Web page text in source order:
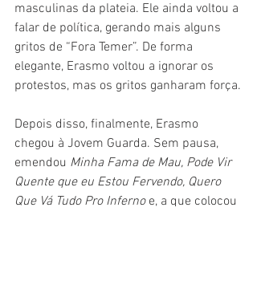
masculinas da plateia. Ele ainda voltou a
falar de política, gerando mais alguns
gritos de “Fora Temer”. De forma
elegante, Erasmo voltou a ignorar os
protestos, mas os gritos ganharam força.
Depois disso, finalmente, Erasmo
chegou à Jovem Guarda. Sem pausa,
emendou Minha Fama de Mau, Pode Vir
Quente que eu Estou Fervendo, Quero
Que Vá Tudo Pro Inferno e, a que colocou